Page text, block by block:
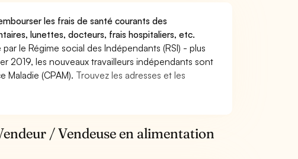
les frais de santé courants des
lunettes, docteurs, frais hospitaliers, etc.
le Régime social des Indépendants (RSI) - plus
2019, les nouveaux travailleurs indépendants sont
Maladie (CPAM). Trouvez les adresses et les
/ Vendeuse en alimentation